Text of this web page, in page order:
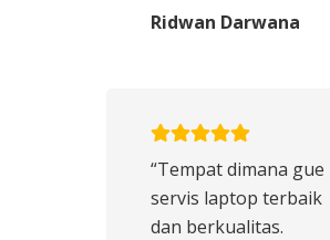
Ridwan Darwana
“Tempat dimana gue
servis laptop terbaik
dan berkualitas.